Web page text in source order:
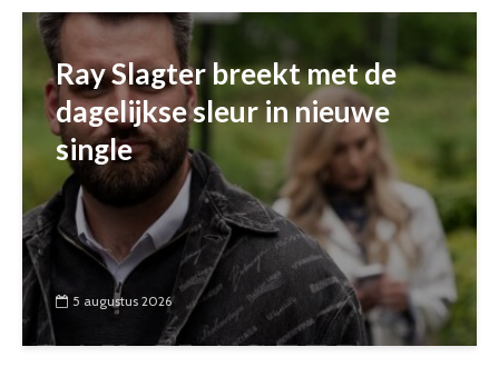
Ray Slagter breekt met de
dagelijkse sleur in nieuwe
single
5 augustus 2026